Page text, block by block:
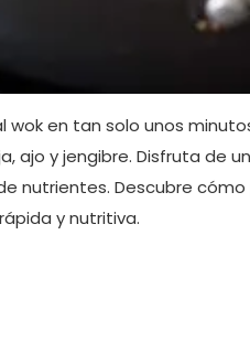
en tan solo unos
ajo y jengibre. Disfruta de
nutrientes. Descubre
y nutritiva.